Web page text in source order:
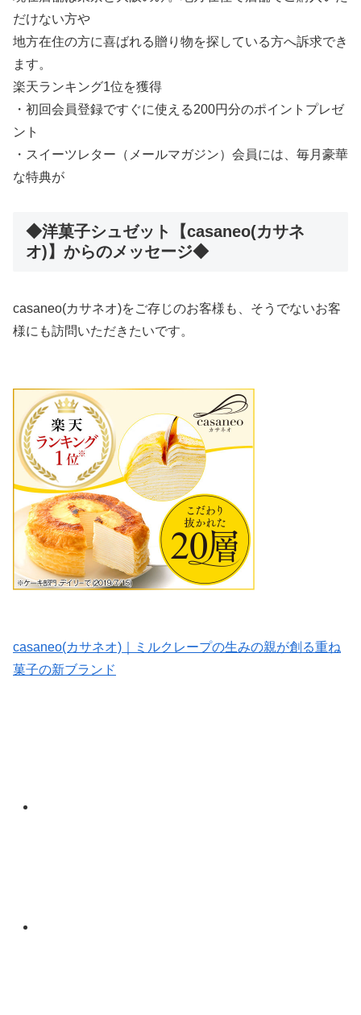
だけない方や
地方在住の方に喜ばれる贈り物を探している方へ訴求でき
ます。
楽天ランキング1位を獲得
・初回会員登録ですぐに使える200円分のポイントプレゼ
ント
・スイーツレター（メールマガジン）会員には、毎月豪華
な特典が
◆洋菓子シュゼット【casaneo(カサネ
オ)】からのメッセージ◆
casaneo(カサネオ)をご存じのお客様も、そうでないお客
様にも訪問いただきたいです。
casaneo(カサネオ)｜ミルクレープの生みの親が創る重ね
菓子の新ブランド